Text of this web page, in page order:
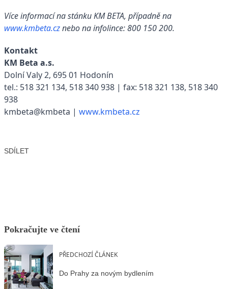
Více informací na stánku KM BETA, případně na
www.kmbeta.cznebo na infolince: 800 150 200.
Kontakt
KM Beta a.s.
Dolní Valy 2, 695 01 Hodonín
tel.: 518 321 134, 518 340 938 | fax: 518 321 138, 518 340
938
kmbeta@kmbeta | www.kmbeta.cz
SDÍLET
Pokračujte ve čtení
PŘEDCHOZÍ ČLÁNEK
Do Prahy za novým bydlením